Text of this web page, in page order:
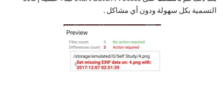
التسمية بكل سهولة ودون أي مشاكل .